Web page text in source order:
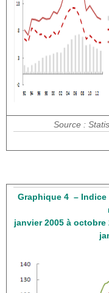
Source :
Graphique 4 –
janvier 2005 à